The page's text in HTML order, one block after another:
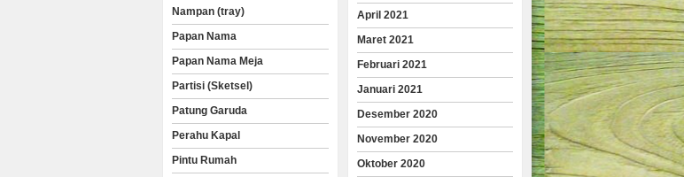
Nampan (tray)
Papan Nama
Papan Nama Meja
Partisi (Sketsel)
Patung Garuda
Perahu Kapal
Pintu Rumah
April 2021
Maret 2021
Februari 2021
Januari 2021
Desember 2020
November 2020
Oktober 2020